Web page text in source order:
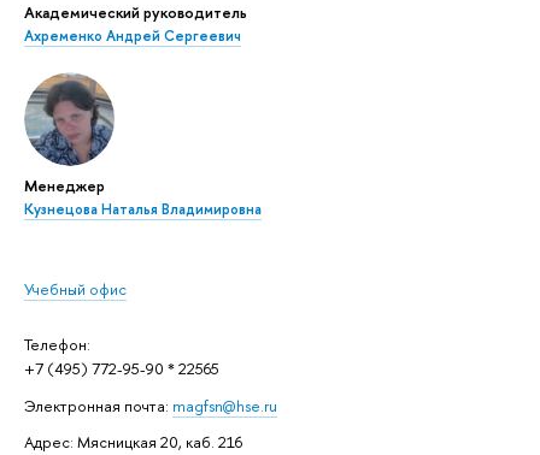
Академический руководитель
Ахременко Андрей Сергеевич
Менеджер
Кузнецова Наталья Владимировна
Учебный офис
Телефон:
+7 (495) 772-95-90 * 22565
Электронная почта: magfsn@hse.ru
Адрес: Мясницкая 20, каб. 216